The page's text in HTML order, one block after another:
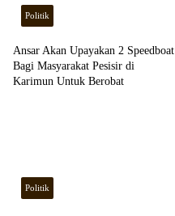
Politik
Ansar Akan Upayakan 2 Speedboat
Bagi Masyarakat Pesisir di
Karimun Untuk Berobat
Politik